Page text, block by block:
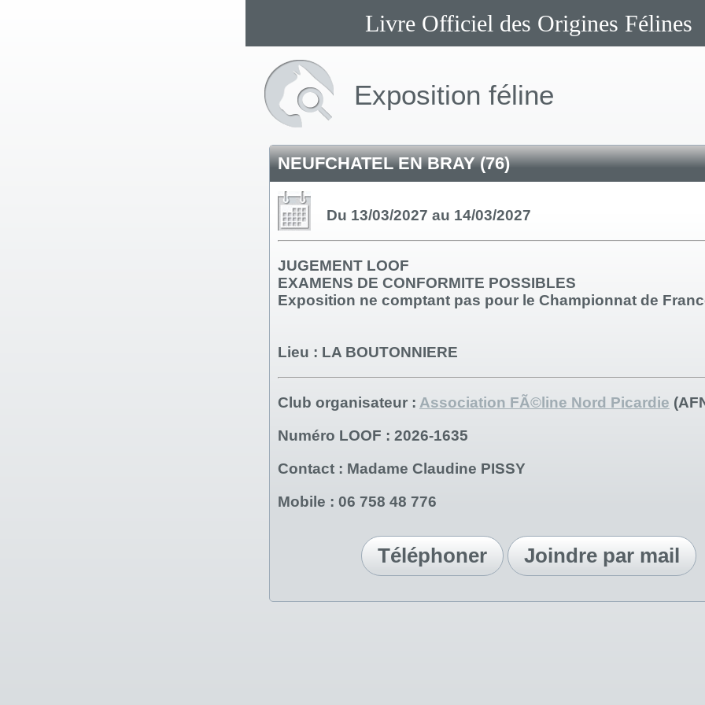
Livre Officiel des Origines Félines
Exposition féline
NEUFCHATEL EN BRAY (76)
Du 13/03/2027 au 14/03/2027
JUGEMENT LOOF
EXAMENS DE CONFORMITE POSSIBLES
Exposition ne comptant pas pour le Championnat de
Lieu : LA BOUTONNIERE
Club organisateur : Association FÃ©line Nord Picardie
Numéro LOOF : 2026-1635
Contact : Madame Claudine PISSY
Mobile : 06 758 48 776
Téléphoner Joindre par mail